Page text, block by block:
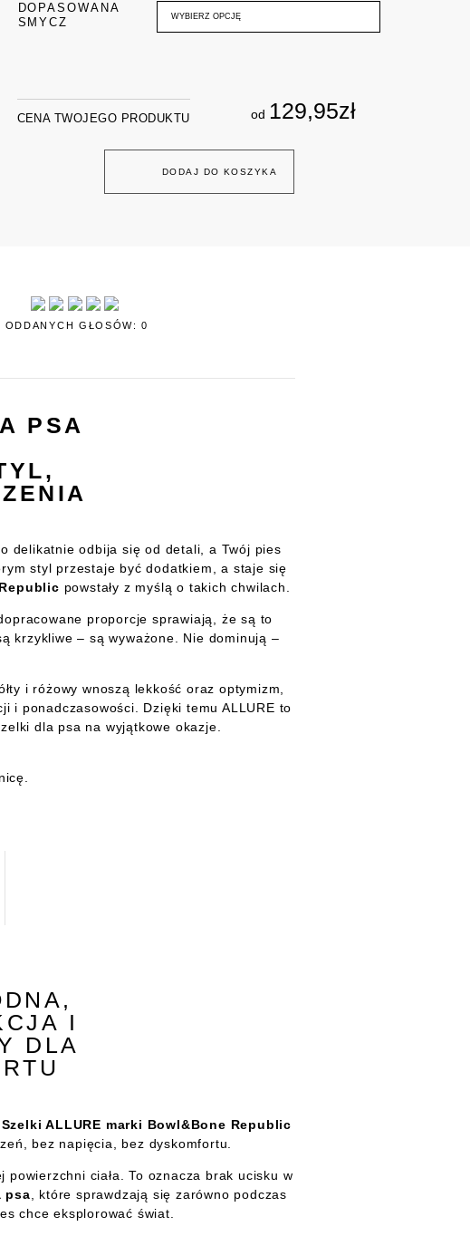
DOPASOWANA
SMYCZ
WYBIERZ OPCJĘ
CENA TWOJEGO PRODUKTU od 129,95zł
DODAJ DO KOSZYKA
ODDANYCH GŁOSÓW: 0
PSA
delikatnie odbija się od detali, a Twój pies
styl przestaje być dodatkiem, a staje się
powstały z myślą o takich chwilach.
proporcje sprawiają, że są to
krzykliwe – są wyważone. Nie dominują –
i różowy wnoszą lekkość oraz optymizm,
i ponadczasowości. Dzięki temu ALLURE to
dla psa na wyjątkowe okazje.
I
DLA
Szelki ALLURE marki Bowl&Bone Republic
bez napięcia, bez dyskomfortu.
ciała. To oznacza brak ucisku w
psa , które sprawdzają się zarówno podczas
chce eksplorować świat.